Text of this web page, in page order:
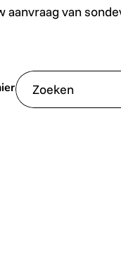
aanvraag van
Klik hier.